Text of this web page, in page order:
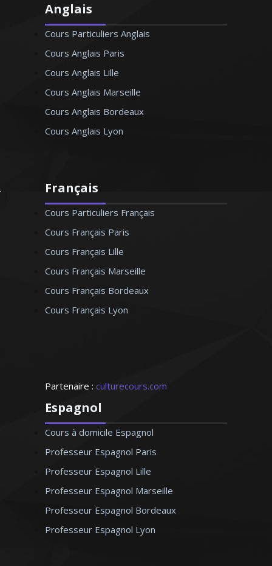
Anglais
Cours Particuliers Anglais
Cours Anglais Paris
Cours Anglais Lille
Cours Anglais Marseille
Cours Anglais Bordeaux
Cours Anglais Lyon
Français
Cours Particuliers Français
Cours Français Paris
Cours Français Lille
Cours Français Marseille
Cours Français Bordeaux
Cours Français Lyon
Partenaire : culturecours.com
Espagnol
Cours à domicile Espagnol
Professeur Espagnol Paris
Professeur Espagnol Lille
Professeur Espagnol Marseille
Professeur Espagnol Bordeaux
Professeur Espagnol Lyon